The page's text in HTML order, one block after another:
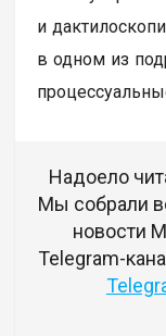
и
в одном из
Надоело
Мы собрали
новости
Telegram-